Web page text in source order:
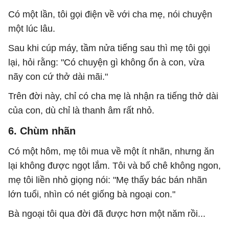
Có một lần, tôi gọi điện về với cha mẹ, nói chuyện
một lúc lâu.
Sau khi cúp máy, tầm nửa tiếng sau thì mẹ tôi gọi
lại, hỏi rằng: "Có chuyện gì không ổn à con, vừa
nãy con cứ thở dài mãi."
Trên đời này, chỉ có cha mẹ là nhận ra tiếng thở dài
của con, dù chỉ là thanh âm rất nhỏ.
6. Chùm nhãn
Có một hôm, mẹ tôi mua về một ít nhãn, nhưng ăn
lại không được ngọt lắm. Tôi và bố chê không ngon,
mẹ tôi liền nhỏ giọng nói: "Mẹ thấy bác bán nhãn
lớn tuổi, nhìn có nét giống bà ngoại con."
Bà ngoại tôi qua đời đã được hơn một năm rồi...